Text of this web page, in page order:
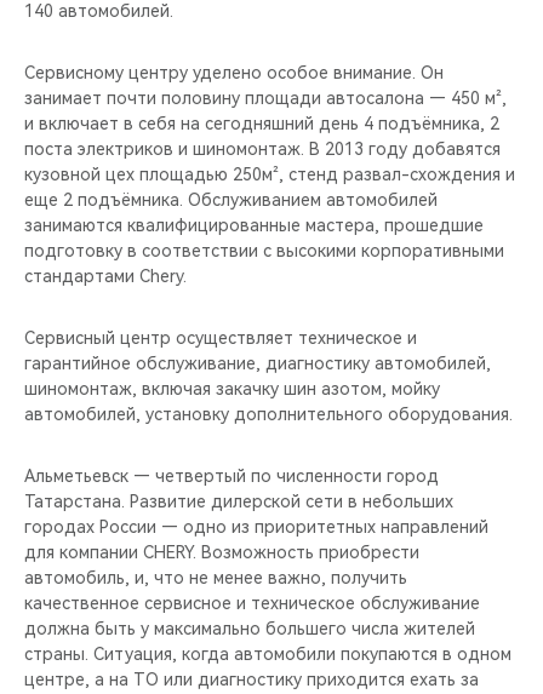
140 автомобилей.
Сервисному центру уделено особое внимание. Он
занимает почти половину площади автосалона — 450 м²,
и включает в себя на сегодняшний день 4 подъёмника, 2
поста электриков и шиномонтаж. В 2013 году добавятся
кузовной цех площадью 250м², стенд развал-схождения и
еще 2 подъёмника. Обслуживанием автомобилей
занимаются квалифицированные мастера, прошедшие
подготовку в соответствии с высокими корпоративными
стандартами Chery.
Сервисный центр осуществляет техническое и
гарантийное обслуживание, диагностику автомобилей,
шиномонтаж, включая закачку шин азотом, мойку
автомобилей, установку дополнительного оборудования.
Альметьевск — четвертый по численности город
Татарстана. Развитие дилерской сети в небольших
городах России — одно из приоритетных направлений
для компании CHERY. Возможность приобрести
автомобиль, и, что не менее важно, получить
качественное сервисное и техническое обслуживание
должна быть у максимально большего числа жителей
страны. Ситуация, когда автомобили покупаются в одном
центре, а на ТО или диагностику приходится ехать за